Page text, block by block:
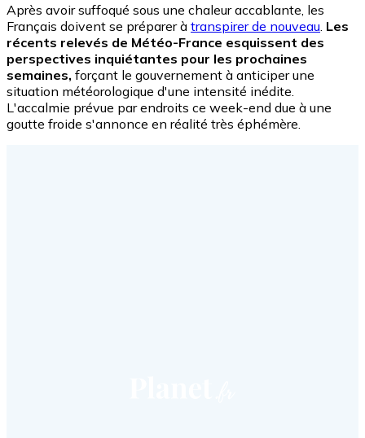
Après avoir suffoqué sous une chaleur accablante, les
Français doivent se préparer à transpirer de nouveau Les
récents relevés de Météo-France esquissent des
perspectives inquiétantes pour les prochaines
semaines, forçant le gouvernement à anticiper une
situation météorologique d'une intensité inédite.
L'accalmie prévue par endroits ce week-end due à une
goutte froide s'annonce en réalité très éphémère.